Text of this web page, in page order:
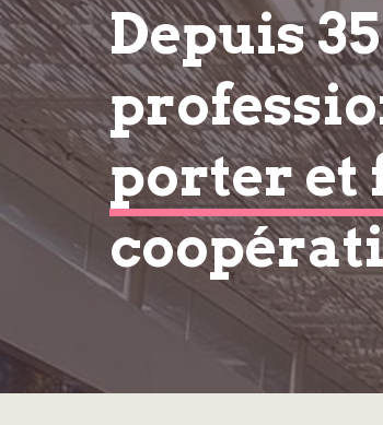
Depuis
porter et